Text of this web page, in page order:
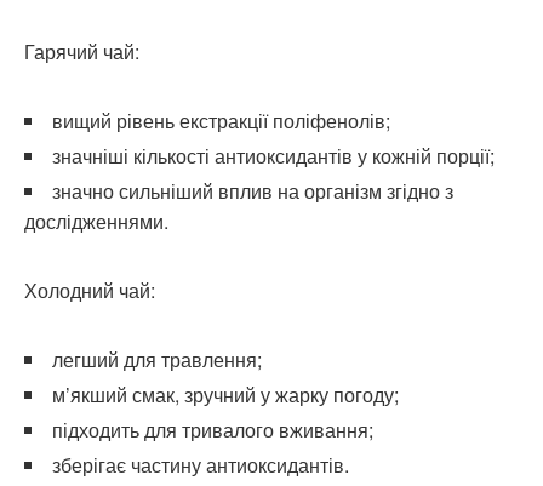
Гарячий чай:
вищий рівень екстракції поліфенолів;
значніші кількості антиоксидантів у кожній порції;
значно сильніший вплив на організм згідно з
дослідженнями.
Холодний чай:
легший для травлення;
м’якший смак, зручний у жарку погоду;
підходить для тривалого вживання;
зберігає частину антиоксидантів.